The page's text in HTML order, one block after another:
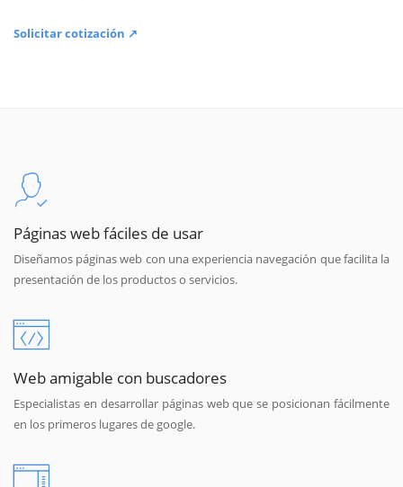
Solicitar cotización ↗
Páginas web fáciles de usar
Diseñamos páginas web con una experiencia navegación que facilita la
presentación de los productos o servicios.
Web amigable con buscadores
Especialistas en desarrollar páginas web que se posicionan fácilmente
en los primeros lugares de google.